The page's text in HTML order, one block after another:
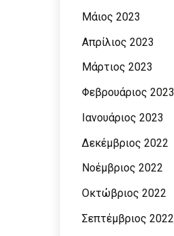
Μάιος 2023
Απρίλιος 2023
Μάρτιος 2023
Φεβρουάριος 2023
Ιανουάριος 2023
Δεκέμβριος 2022
Νοέμβριος 2022
Οκτώβριος 2022
Σεπτέμβριος 2022